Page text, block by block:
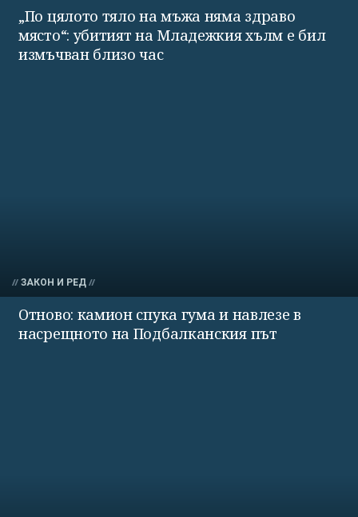
„По цялото тяло на мъжа няма здраво
място“: убитият на Младежкия хълм е бил
измъчван близо час
ЗАКОН И РЕД
Отново: камион спука гума и навлезе в
насрещното на Подбалканския път